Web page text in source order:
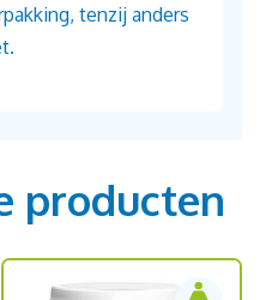
tenzij anders
producten